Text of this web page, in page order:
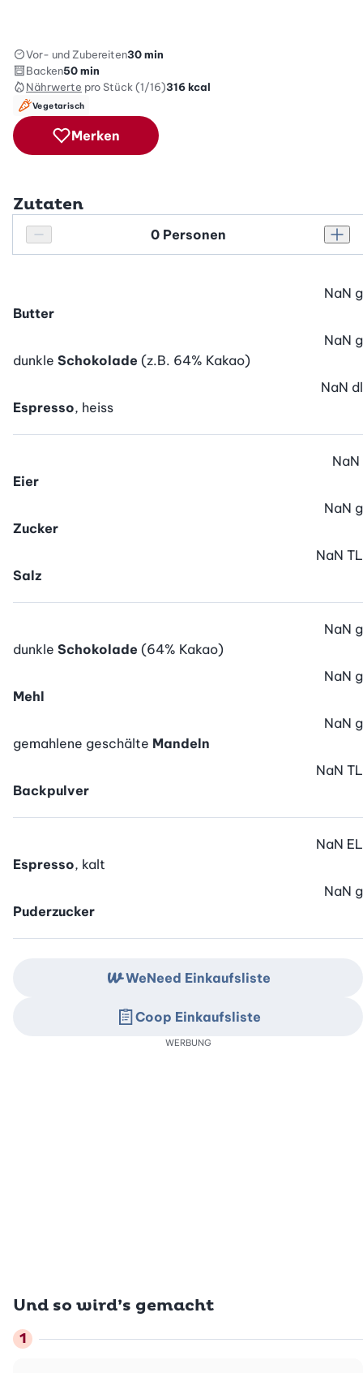
Vor- und Zubereiten30 min
Backen50 min
Nährwerte pro Stück (1/16)316kcal
Vegetarisch
Merken
Zutaten
Personenanzahl verringern
Personenanzahl
Butter
NaN g
dunkle Schokolade (z.B. 64% Kakao)
NaN g
Espresso, heiss
NaN dl
Eier
NaN
Zucker
NaN g
Salz
NaN TL
dunkle Schokolade (64% Kakao)
NaN g
Mehl
NaN g
gemahlene geschälte Mandeln
NaN g
Backpulver
NaN TL
Espresso, kalt
NaN EL
Puderzucker
NaN g
Und so wird’s gemacht
WeNeed Einkaufsliste
Coop Einkaufsliste
WERBUNG